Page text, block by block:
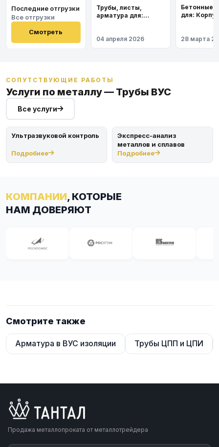
Последние отгрузки
Все отгрузки
Смотреть
Трубы, листы,
арматура для:
04 апреля 2026
Бетонные
для:
28 марта
СОПУТСТВУЮЩИЕ РАБОТЫ
Услуги по металлу — Трубы ВУС
Все услуги
Ультразвуковой контроль
Подробнее
Экспресс-анализ
металлов и сплавов
Подробнее
КОМПАНИИ, КОТОРЫЕ
НАМ ДОВЕРЯЮТ
Смотрите также
Арматура в ВУС изоляции Трубы ЦПП и ЦПИ
Продажа металлопроката от металлотрейдера